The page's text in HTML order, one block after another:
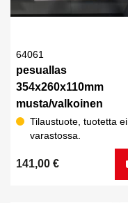
64061
pesuallas
354x260x110mm
musta/valkoinen
Tilaustuote, tuotetta ei
varastossa.
141,00 €